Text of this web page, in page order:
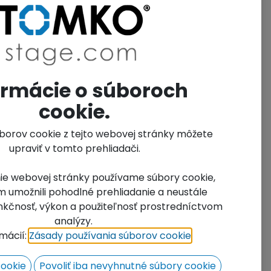
Contact Us
will be happy to prepare a price offer for
click to go to the contact form.
of Measure Name:Units
and plastic plugs are used indoors.
o súboroch
cookie.
cookie z tejto webovej stránky môžete
upraviť v tomto prehliadači.
webovej stránky používame súbory cookie,
umožnili pohodlné prehliadanie a neustále
výkon a použiteľnosť prostredníctvom
analýzy.
Zásady používania súborov cookie
Povoliť iba nevyhnutné súbory cookie